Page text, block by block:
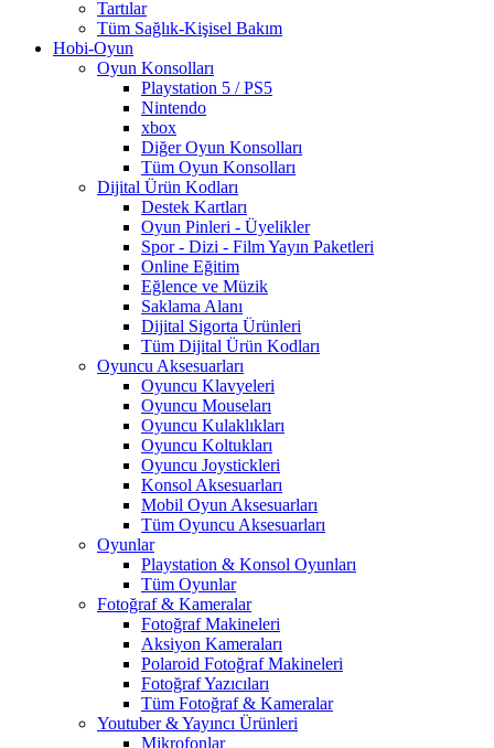
Tartılar
Tüm Sağlık-Kişisel Bakım
Hobi-Oyun
Oyun Konsolları
Playstation 5 / PS5
Nintendo
xbox
Diğer Oyun Konsolları
Tüm Oyun Konsolları
Dijital Ürün Kodları
Destek Kartları
Oyun Pinleri - Üyelikler
Spor - Dizi - Film Yayın Paketleri
Online Eğitim
Eğlence ve Müzik
Saklama Alanı
Dijital Sigorta Ürünleri
Tüm Dijital Ürün Kodları
Oyuncu Aksesuarları
Oyuncu Klavyeleri
Oyuncu Mouseları
Oyuncu Kulaklıkları
Oyuncu Koltukları
Oyuncu Joystickleri
Konsol Aksesuarları
Mobil Oyun Aksesuarları
Tüm Oyuncu Aksesuarları
Oyunlar
Playstation & Konsol Oyunları
Tüm Oyunlar
Fotoğraf & Kameralar
Fotoğraf Makineleri
Aksiyon Kameraları
Polaroid Fotoğraf Makineleri
Fotoğraf Yazıcıları
Tüm Fotoğraf & Kameralar
Youtuber & Yayıncı Ürünleri
Mikrofonlar